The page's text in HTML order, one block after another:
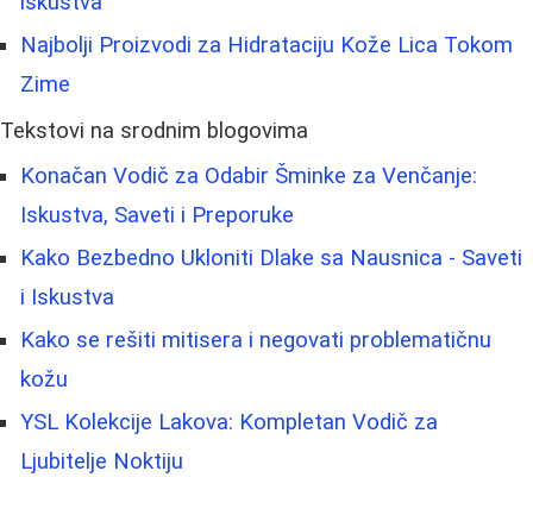
Najbolji Proizvodi za Hidrataciju Kože Lica Tokom
Zime
Tekstovi na srodnim blogovima
Konačan Vodič za Odabir Šminke za Venčanje:
Iskustva, Saveti i Preporuke
Kako Bezbedno Ukloniti Dlake sa Nausnica - Saveti
i Iskustva
Kako se rešiti mitisera i negovati problematičnu
kožu
YSL Kolekcije Lakova: Kompletan Vodič za
Ljubitelje Noktiju